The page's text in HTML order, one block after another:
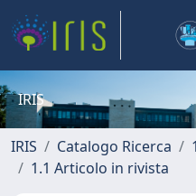
IRIS
IRIS Catalogo Ricerca
1.1 Articolo in rivista